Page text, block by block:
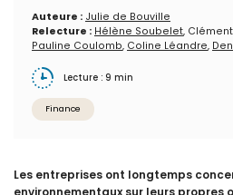
Auteure : Julie de Bouville
Relecture : Hélène Soubelet,
Pauline Coulomb, Coline Léandre,
Lecture : 9 min
Finance
Les entreprises ont longtemps
environnementaux sur leurs propres